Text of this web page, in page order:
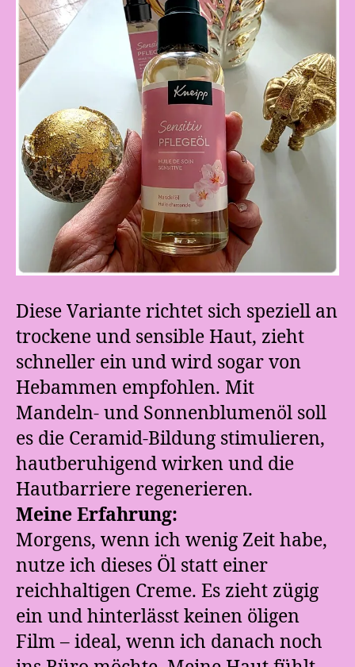
Diese Variante richtet sich speziell an
trockene und sensible Haut, zieht
schneller ein und wird sogar von
Hebammen empfohlen. Mit
Mandeln- und Sonnenblumenöl soll
es die Ceramid-Bildung stimulieren,
hautberuhigend wirken und die
Hautbarriere regenerieren.
Meine Erfahrung:
Morgens, wenn ich wenig Zeit habe,
nutze ich dieses Öl statt einer
reichhaltigen Creme. Es zieht zügig
ein und hinterlässt keinen öligen
Film – ideal, wenn ich danach noch